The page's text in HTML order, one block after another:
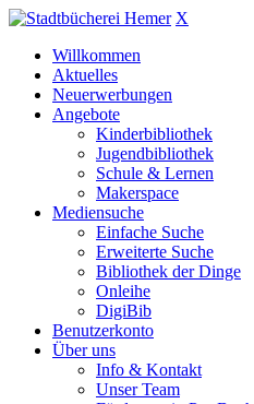
X
Willkommen
Aktuelles
Neuerwerbungen
Angebote
Kinderbibliothek
Jugendbibliothek
Schule & Lernen
Makerspace
Mediensuche
Einfache Suche
Erweiterte Suche
Bibliothek der Dinge
Onleihe
DigiBib
Benutzerkonto
Über uns
Info & Kontakt
Unser Team